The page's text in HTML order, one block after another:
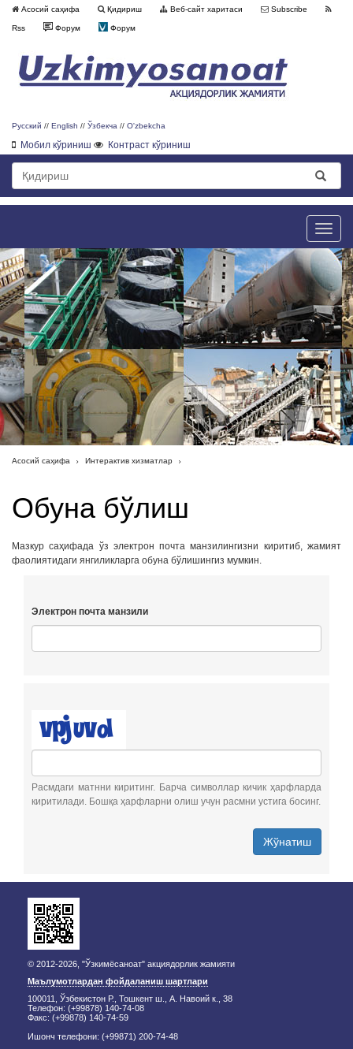
Асосий саҳифа Қидириш Веб-сайт харитаси Subscribe
Rss Форум Форум
Русский // English // Ўзбекча // O'zbekcha
Мобил кўриниш Контраст кўриниш
Toggle
Асосий саҳифа Интерактив хизматлар
Обуна бўлиш
Мазкур саҳифада ўз электрон почта манзилингизни киритиб, жамият
фаолиятидаги янгиликларга обуна бўлишингиз мумкин.
Электрон почта манзили
Расмдаги матнни киритинг. Барча символлар кичик ҳарфларда
киритилади. Бошқа ҳарфларни олиш учун расмни устига босинг.
Жўнатиш
© 2012-2026, "Ўзкимёсаноат" акциядорлик жамияти
Маълумотлардан фойдаланиш шартлари
100011, Ўзбекистон Р., Тошкент ш., А. Навоий к., 38
Телефон: (+99878) 140-74-08
Факс: (+99878) 140-74-59
Ишонч телефони: (+99871) 200-74-48